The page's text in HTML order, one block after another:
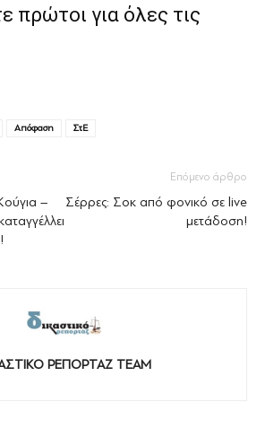
πρώτοι για όλες τις
Απόφαση ΣτΕ
–
Επόμενο άρθρο
Σέρρες: Σοκ από φονικό σε live
μετάδοση!
ΡΕΠΟΡΤΑΖ TEAM